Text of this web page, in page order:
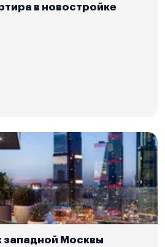
в новостройке
западной Москвы